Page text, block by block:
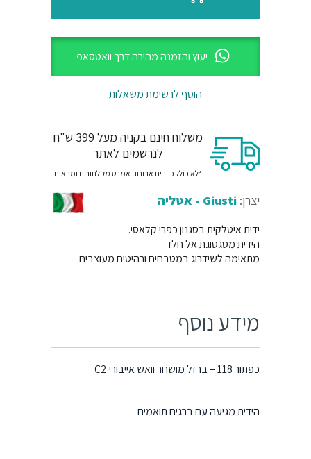
יעוץ והזמנה מהירה דרך וואטסאפ
הוסף לרשימת משאלות
משלוח חינם בקניה מעל 399 ש"ח
לנרשמים לאתר
*לא כולל כיורים ארונות אמבט מקלחונים ומראות
יצרן: Giusti - אטליה
ידית איטלקית בסגנון כפרי קלאסי.
הידית מסגסוגת אל חלד
מתאימה לשידרוג במטבחים ורהיטים מעוצבים.
מידע נוסף
כפתור 118 – ברזל מושחר וואש אייבורי C2
הידית מגיעה עם ברגים תואמים